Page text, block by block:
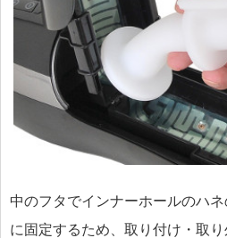
中のフタでインナーホールのハ
に固定するため、取り付け・取